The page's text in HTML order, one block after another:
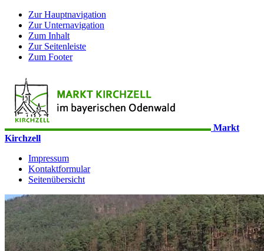
Zur Hauptnavigation
Zur Unternavigation
Zum Inhalt
Zur Seitenleiste
Zum Footer
Markt
Kirchzell
Impressum
Kontaktformular
Seitenübersicht